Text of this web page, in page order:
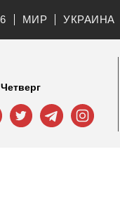
МИР УКРАИНА